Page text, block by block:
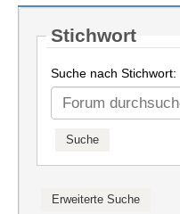
Stichwort
Suche nach Stichwort: